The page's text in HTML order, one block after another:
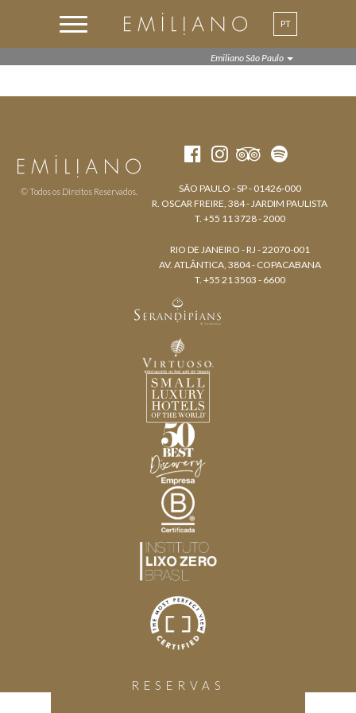
PT
EN
Emiliano São Paulo
RESERVAS
© Todos os Direitos Reservados.
SÃO PAULO - SP - 01426-000
R. OSCAR FREIRE, 384 - JARDIM PAULISTA
T. +55 11 3728 - 2000
RIO DE JANEIRO - RJ - 22070-001
AV. ATLÂNTICA, 3804 - COPACABANA
T. +55 21 3503 - 6600